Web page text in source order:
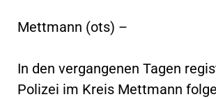
Mettmann (ots) –
In den vergangenen Tagen
Polizei im Kreis Mettmann